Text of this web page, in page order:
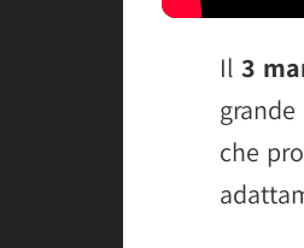
Il 3
che